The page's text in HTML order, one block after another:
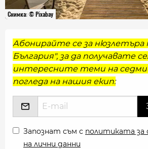
Снимка: © Pixabay
Абонирайте се за нюзлетъра
България", за да получавате
интересните теми на
погледа на нашия екип:
Запознат съм с политиката за
на лични данни